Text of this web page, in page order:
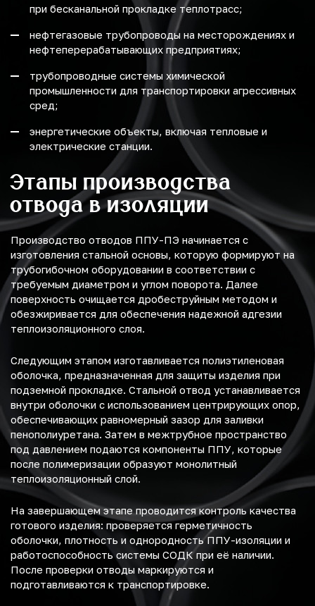
при бесканальной прокладке теплотрасс;
нефтегазовые трубопроводы на месторождениях и
нефтеперерабатывающих предприятиях;
трубопроводные системы химической
промышленности для транспортировки агрессивных
сред;
энергетические объекты, включая тепловые и
электрические станции.
Этапы производства
отвода в изоляции
Производство отводов ППУ-ПЭ начинается с
изготовления стальной основы, которую формируют на
трубогибочном оборудовании в соответствии с
требуемым диаметром и углом поворота. Далее
поверхность очищается дробеструйным методом и
обезжиривается для обеспечения надежной адгезии
теплоизоляционного слоя.
Следующим этапом изготавливается полиэтиленовая
оболочка, предназначенная для защиты изделия при
подземной прокладке. Стальной отвод устанавливается
внутри оболочки с использованием центрирующих опор,
обеспечивающих равномерный зазор для заливки
пенополиуретана. Затем в межтрубное пространство
под давлением подаются компоненты ППУ, которые
после полимеризации образуют монолитный
теплоизоляционный слой.
На завершающем этапе проводится контроль качества
готового изделия: проверяется герметичность
оболочки, плотность и однородность ППУ-изоляции и
работоспособность системы СОДК при её наличии.
После проверки отводы маркируются и
подготавливаются к транспортировке.